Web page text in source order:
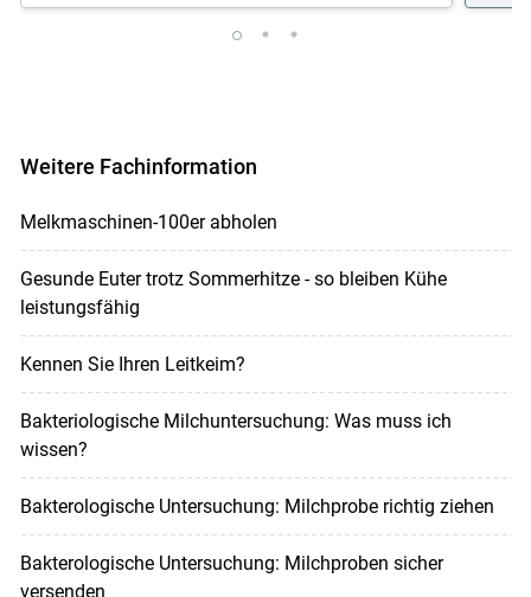
Weitere Fachinformation
Melkmaschinen-100er abholen
Gesunde Euter trotz Sommerhitze - so bleiben Kühe
leistungsfähig
Kennen Sie Ihren Leitkeim?
Bakteriologische Milchuntersuchung: Was muss ich
wissen?
Bakterologische Untersuchung: Milchprobe richtig ziehen
Bakterologische Untersuchung: Milchproben sicher
versenden